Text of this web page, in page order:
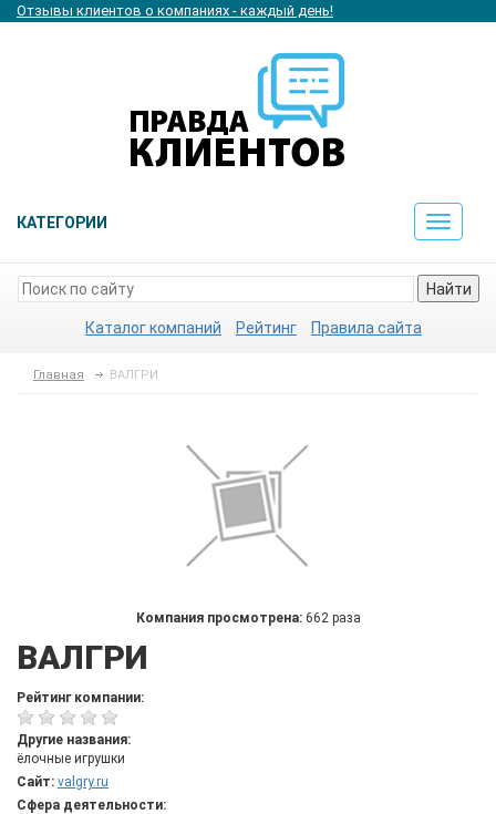
Отзывы клиентов о компаниях - каждый день!
КАТЕГОРИИ
Toggle
Найти
Каталог компаний Рейтинг Правила сайта
Главная ВАЛГРИ
Компания просмотрена: 662 раза
ВАЛГРИ
Рейтинг компании:
Другие названия:
ёлочные игрушки
Сайт: valgry.ru
Сфера деятельности: